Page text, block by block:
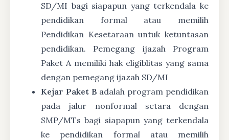
SD/MI bagi siapapun yang terkendala ke
pendidikan formal atau memilih
Pendidikan Kesetaraan untuk ketuntasan
pendidikan. Pemegang ijazah Program
Paket A memiliki hak eligiblitas yang sama
dengan pemegang ijazah SD/MI
Kejar Paket B adalah program pendidikan
pada jalur nonformal setara dengan
SMP/MTs bagi siapapun yang terkendala
ke pendidikan formal atau memilih